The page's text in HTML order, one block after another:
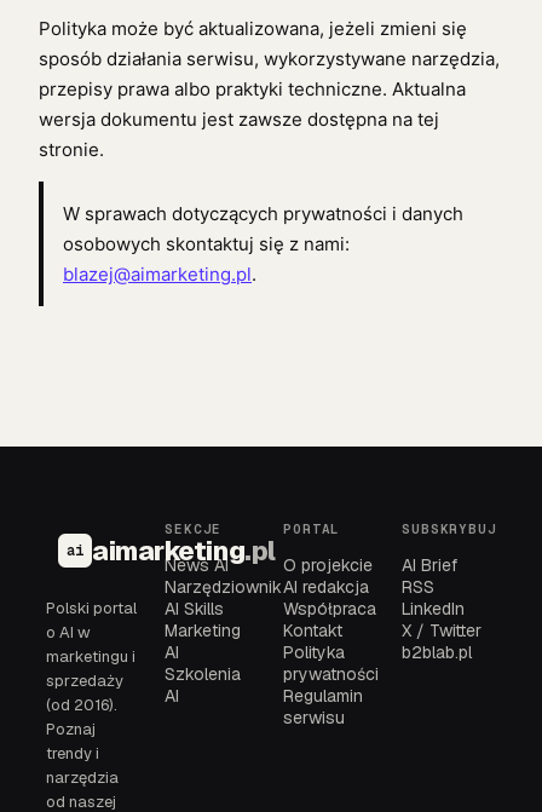
Polityka może być aktualizowana, jeżeli zmieni się
sposób działania serwisu, wykorzystywane narzędzia,
przepisy prawa albo praktyki techniczne. Aktualna
wersja dokumentu jest zawsze dostępna na tej
stronie.
W sprawach dotyczących prywatności i danych
osobowych skontaktuj się z nami:
blazej@aimarketing.pl.
ai aimarketing.pl
Polski portal
o AI w
marketingu i
sprzedaży
(od 2016).
Poznaj
trendy i
narzędzia
od naszej
SEKCJE
News AI
Narzędziownik
AI Skills
Marketing
AI
Szkolenia
AI
PORTAL
O projekcie
AI redakcja
Współpraca
Kontakt
Polityka
prywatności
Regulamin
serwisu
SUBSKRYBUJ
AI Brief
RSS
LinkedIn
X / Twitter
b2blab.pl